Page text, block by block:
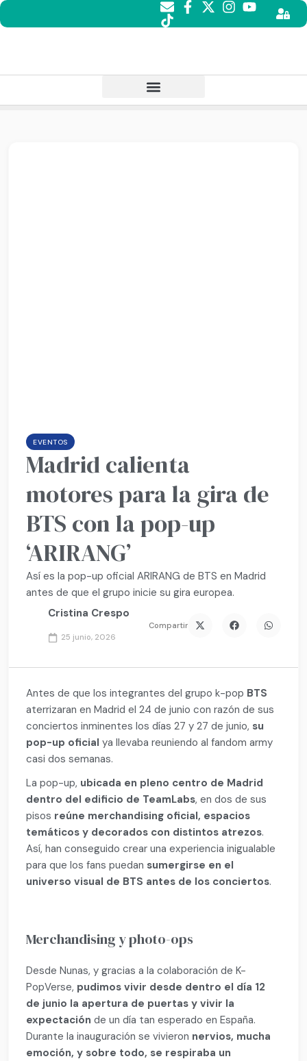
EVENTOS
Madrid calienta
motores para la gira de
BTS con la pop-up
‘ARIRANG’
Así es la pop-up oficial ARIRANG de BTS en Madrid
antes de que el grupo inicie su gira europea.
Cristina Crespo
25 junio, 2026
Compartir
Antes de que los integrantes del grupo k-pop BTS
aterrizaran en Madrid el 24 de junio con razón de sus
conciertos inminentes los días 27 y 27 de junio, su
pop-up oficial ya llevaba reuniendo al fandom army
casi dos semanas.
La pop-up, ubicada en pleno centro de Madrid
dentro del edificio de TeamLabs, en dos de sus
pisos reúne merchandising oficial, espacios
temáticos y decorados con distintos atrezos.
Así, han conseguido crear una experiencia inigualable
para que los fans puedan sumergirse en el
universo visual de BTS antes de los conciertos.
Merchandising y photo-ops
Desde Nunas, y gracias a la colaboración de K-
PopVerse, pudimos vivir desde dentro el día 12
de junio la apertura de puertas y vivir la
expectación de un día tan esperado en España.
Durante la inauguración se vivieron nervios, mucha
emoción, y sobre todo, se respiraba un